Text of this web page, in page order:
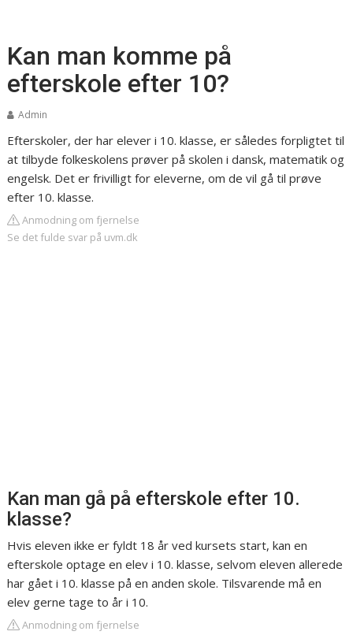
Kan man komme på
efterskole efter 10?
Admin
Efterskoler, der har elever i 10. klasse, er således forpligtet til
at tilbyde folkeskolens prøver på skolen i dansk, matematik og
engelsk. Det er frivilligt for eleverne, om de vil gå til prøve
efter 10. klasse.
Anmodning om fjernelse
Se det fulde svar på uvm.dk
Kan man gå på efterskole efter 10.
klasse?
Hvis eleven ikke er fyldt 18 år ved kursets start, kan en
efterskole optage en elev i 10. klasse, selvom eleven allerede
har gået i 10. klasse på en anden skole. Tilsvarende må en
elev gerne tage to år i 10.
Anmodning om fjernelse